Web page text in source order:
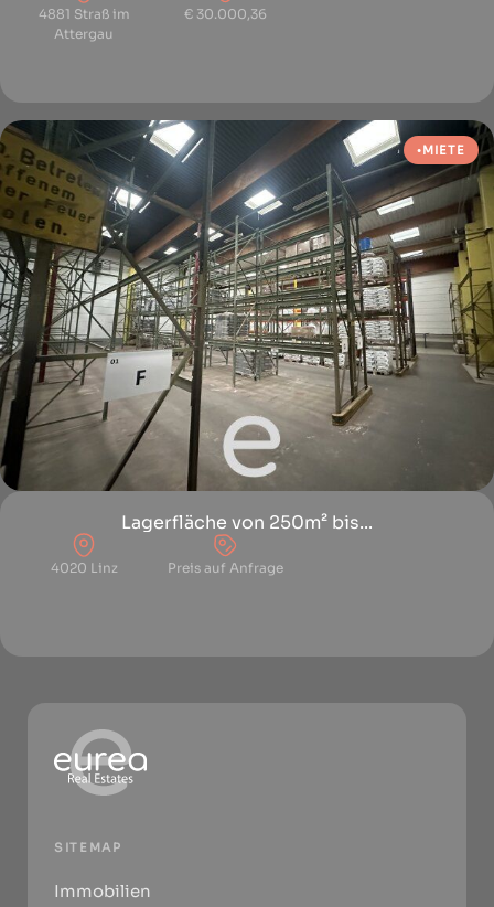
4881 Straß im
Attergau
€ 30.000,36
MIETE
Lagerfläche von 250m² bis...
4020 Linz Preis auf Anfrage
SITEMAP
Immobilien